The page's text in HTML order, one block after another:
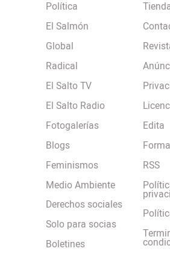
Política
El Salmón
Global
Radical
El Salto TV
El Salto Radio
Fotogalerías
Blogs
Feminismos
Medio Ambiente
Derechos sociales
Solo para socias
Boletines
Edita
RSS